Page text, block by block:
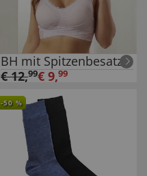
BH mit Spitzenbesatz
€12,99€ 9,99
-50 %